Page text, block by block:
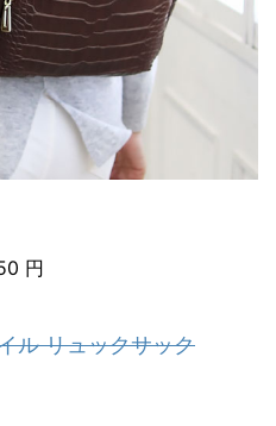
円
ル リュックサック